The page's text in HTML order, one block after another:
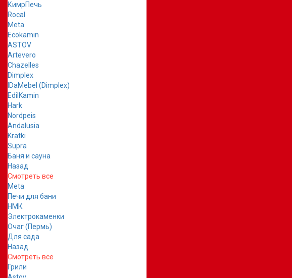
КимрПечь
Rocal
Meta
Ecokamin
ASTOV
Artevero
Chazelles
Dimplex
IDaMebel (Dimplex)
EdilKamin
Hark
Nordpeis
Andalusia
Kratki
Supra
Баня и сауна
Назад
Смотреть все
Meta
Печи для бани
НМК
Электрокаменки
Очаг (Пермь)
Для сада
Назад
Смотреть все
Грили